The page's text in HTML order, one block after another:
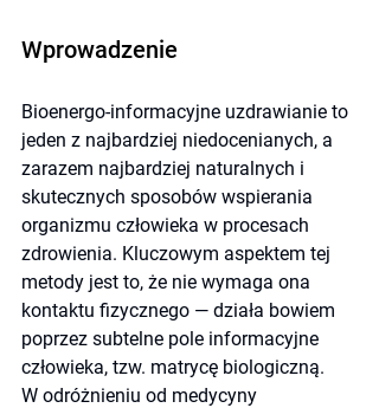
Wprowadzenie
Bioenergo-informacyjne uzdrawianie to
jeden z najbardziej niedocenianych, a
zarazem najbardziej naturalnych i
skutecznych sposobów wspierania
organizmu człowieka w procesach
zdrowienia. Kluczowym aspektem tej
metody jest to, że nie wymaga ona
kontaktu fizycznego — działa bowiem
poprzez subtelne pole informacyjne
człowieka, tzw. matrycę biologiczną.
W odróżnieniu od medycyny